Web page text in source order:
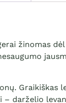
žinomas
Graikiškas
darželio